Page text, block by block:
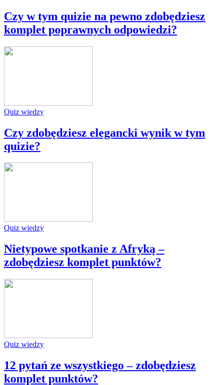
Czy w tym quizie na pewno zdobędziesz
komplet poprawnych odpowiedzi?
Quiz wiedzy
Czy zdobędziesz elegancki wynik w tym
quizie?
Quiz wiedzy
Nietypowe spotkanie z Afryką –
zdobędziesz komplet punktów?
Quiz wiedzy
12 pytań ze wszystkiego – zdobędziesz
komplet punktów?